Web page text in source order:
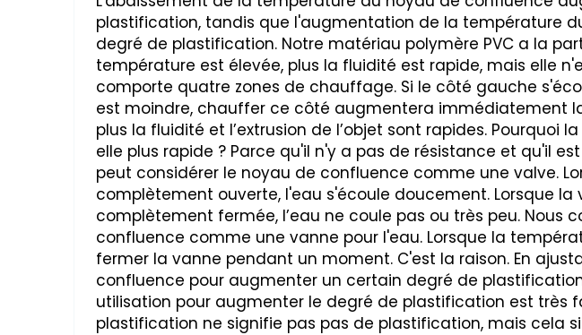
plastification, tandis que l'augmentation de la température
degré de plastification. Notre matériau polymère PVC a la
température est élevée, plus la fluidité est rapide, mais elle
comporte quatre zones de chauffage. Si le côté gauche
est moindre, chauffer ce côté augmentera immédiatement
plus la fluidité et l’extrusion de l’objet sont rapides. Pourquoi
elle plus rapide ? Parce qu'il n'y a pas de résistance et qu'il
peut considérer le noyau de confluence comme une valve.
complètement ouverte, l'eau s'écoule doucement. Lorsque
complètement fermée, l’eau ne coule pas ou très peu. Nous
confluence comme une vanne pour l'eau. Lorsque la
fermer la vanne pendant un moment. C'est la raison. En
confluence pour augmenter un certain degré de
utilisation pour augmenter le degré de plastification est très
plastification ne signifie pas pas de plastification, mais cela